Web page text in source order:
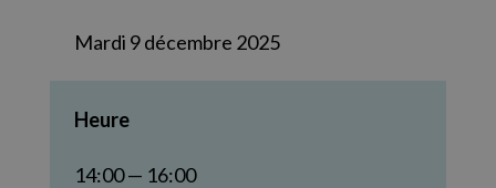
Mardi 9 décembre 2025
Heure
14:00 — 16:00